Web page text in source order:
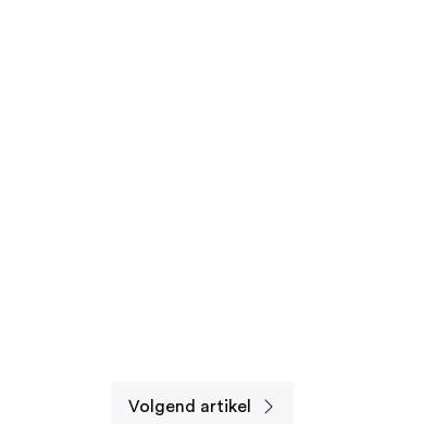
Volgend artikel